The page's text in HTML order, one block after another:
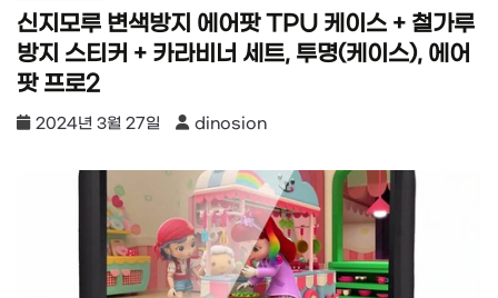
신지모루 변색방지 에어팟 TPU 케이스 + 철가루
방지 스티커 + 카라비너 세트, 투명(케이스), 에어
팟 프로2
2024년 3월 27일 dinosion